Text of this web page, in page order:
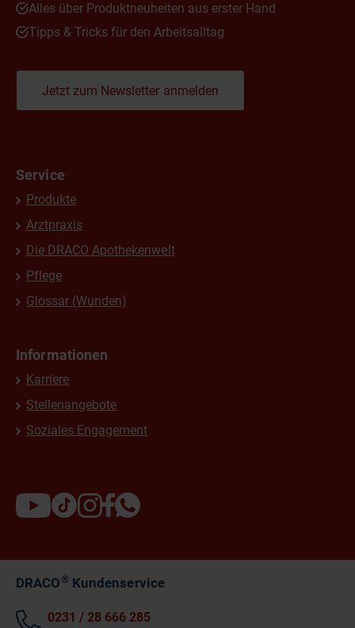
Alles über Produktneuheiten aus erster Hand
Tipps & Tricks für den Arbeitsalltag
Jetzt zum Newsletter anmelden
Service
Produkte
Arztpraxis
Die DRACO Apothekenwelt
Pflege
Glossar (Wunden)
Informationen
Karriere
Stellenangebote
Soziales Engagement
DRACO®Kundenservice
0231 / 28 666 285